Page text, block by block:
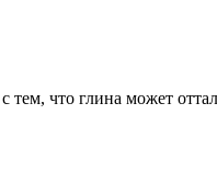
что глина может